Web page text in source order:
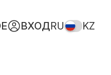
ВХОДRU KZ